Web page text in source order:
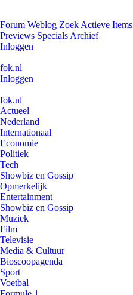
Forum Weblog Zoek Actieve Items
Previews Specials Archief
Inloggen
fok.nl
Inloggen
fok.nl
Actueel
Nederland
Internationaal
Economie
Politiek
Tech
Showbiz en Gossip
Opmerkelijk
Entertainment
Showbiz en Gossip
Muziek
Film
Televisie
Media & Cultuur
Bioscoopagenda
Sport
Voetbal